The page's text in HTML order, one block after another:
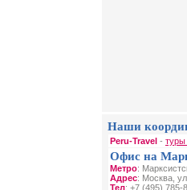
Наши
Peru-Travel - туры
Офис на
Метро:
Адрес: Москва,
Тел: +7 (495) 785-